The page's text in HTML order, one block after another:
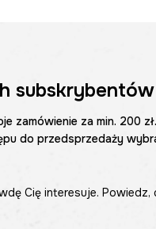
subskrybentów
zamówienie za min. 200
do przedsprzedaży
Cię interesuje.